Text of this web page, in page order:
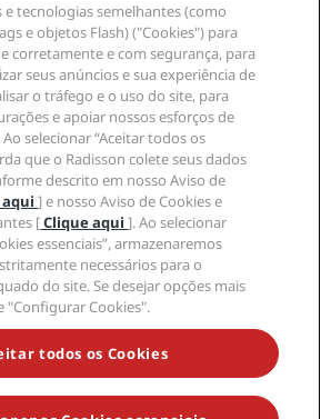
do Radisson Rewards
do site
moderna
(FAQ)
Hotels
MAIORES OFERTAS
e tecnologias semelhantes (como
e objetos Flash) ("Cookies") para
corretamente e com segurança, para
seus anúncios e sua experiência de
o tráfego e o uso do site, para
e apoiar nossos esforços de
selecionar “Aceitar todos os
que o Radisson colete seus dados
descrito em nosso Aviso de
aqui] e nosso Aviso de Cookies e
[Clique aqui]. Ao selecionar
essenciais”, armazenaremos
necessários para o
do site. Se desejar opções mais
"Configurar Cookies".
todos os Cookies